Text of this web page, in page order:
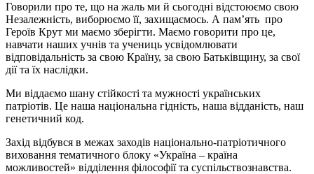
Говорили про те, що на жаль ми й сьогодні відстоюємо свою
Незалежність, виборюємо її, захищаємось. А пам’ять про
Героїв Крут ми маємо зберігти. Маємо говорити про це,
навчати наших учнів та учениць усвідомлювати
відповідальність за свою Країну, за свою Батьківщину, за свої
дії та їх наслідки.
Ми віддаємо шану стійкості та мужності українських
патріотів. Це наша національна гідність, наша відданість, наш
генетичний код.
Захід відбувся в межах заходів національно-патріотичного
виховання тематичного блоку «Україна – країна
можливостей» відділення філософії та суспільствознавства.